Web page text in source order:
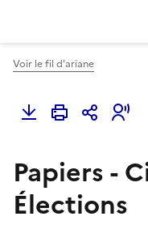
Voir le fil d'ariane
Papiers -
Élections